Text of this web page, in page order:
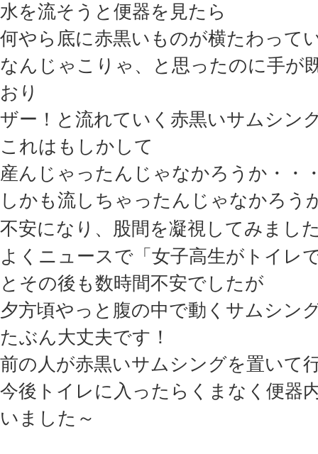
水を流そうと便器を見たら
何やら底に赤黒いものが横たわって
なんじゃこりゃ、と思ったのに手が
おり
ザー！と流れていく赤黒いサムシ
これはもしかして
産んじゃったんじゃなかろうか・・
しかも流しちゃったんじゃなかろう
不安になり、股間を凝視してみまし
よくニュースで「女子高生がトイレ
とその後も数時間不安でしたが
夕方頃やっと腹の中で動くサムシ
たぶん大丈夫です！
前の人が赤黒いサムシングを置いて
今後トイレに入ったらくまなく便器
いました～